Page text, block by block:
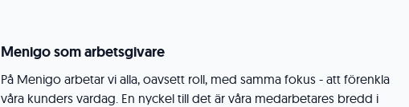
Menigo som arbetsgivare
På Menigo arbetar vi alla, oavsett roll, med samma fokus - att förenkla
våra kunders vardag. En nyckel till det är våra medarbetares bredd i